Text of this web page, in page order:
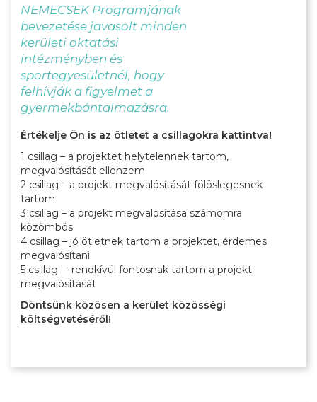
NEMECSEK Programjának
bevezetése javasolt minden
kerületi oktatási
intézményben és
sportegyesületnél, hogy
felhívják a figyelmet a
gyermekbántalmazásra.
Értékelje Ön is az ötletet a csillagokra kattintva!
1 csillag – a projektet helytelennek tartom,
megvalósítását ellenzem
2 csillag – a projekt megvalósítását fölöslegesnek
tartom
3 csillag – a projekt megvalósítása számomra
közömbös
4 csillag – jó ötletnek tartom a projektet, érdemes
megvalósítani
5 csillag – rendkívül fontosnak tartom a projekt
megvalósítását
Döntsünk közösen a kerület közösségi
költségvetéséről!